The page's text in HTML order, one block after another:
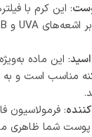
: این کرم با
: این ماده
مناسب است و به
: فرمولاسیون
شما ظاهری